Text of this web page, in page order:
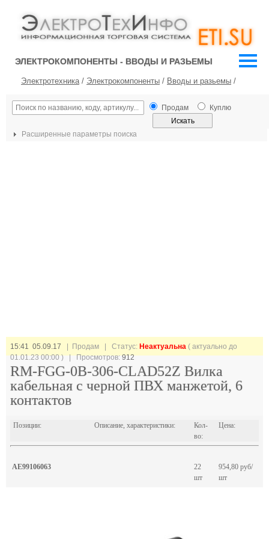
ЭЛЕКТРОКОМПОНЕНТЫ - ВВОДЫ И РАЗЬЕМЫ
Электротехника/ Электрокомпоненты / Вводы и разьемы /
Продам Куплю
Расширенные параметры поиска
15:41 05.09.17 | Продам | Статус: Неактуальна ( актуально до
01.01.23 00:00 ) | Просмотров:912
RM-FGG-0B-306-CLAD52Z Вилка
кабельная с черной ПВХ манжетой, 6
контактов
Позиции: Описание, характеристики:
Кол-
во:
Цена:
AE99106063
22
шт
954,80 руб/
шт